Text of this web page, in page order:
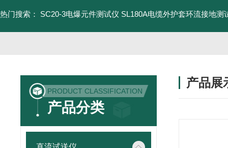
热门搜索： SC20-3电爆元件测试仪 SL180A电缆外护套环流接地测
PRODUCT CLASSIFICATION
产品分类
产品展